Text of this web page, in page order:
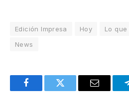
Edición Impresa Hoy
Lo
News
FacebookTwitter Email